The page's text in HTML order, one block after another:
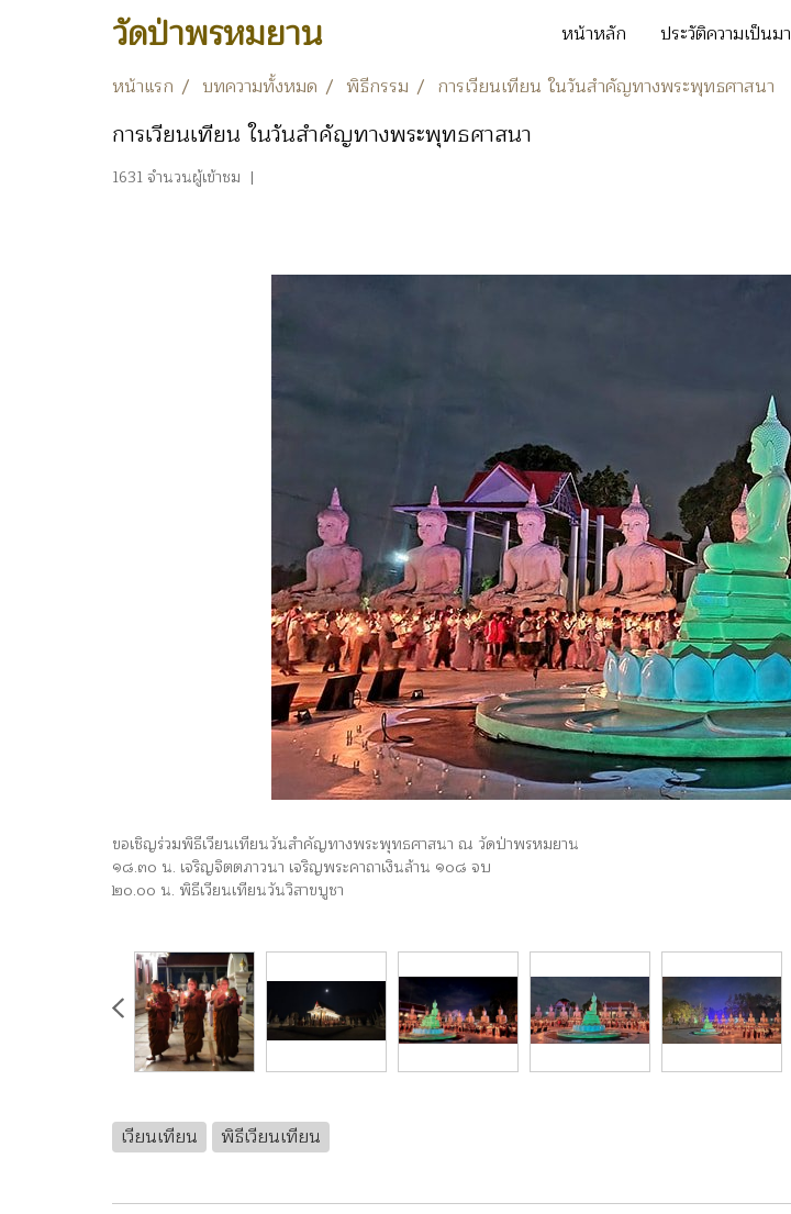
วัดป่าพรหมยาน หน้าหลัก ประวัติความเป็นมา
หน้าแรก
บทความทั้งหมด พิธีกรรม การเวียนเทียน ในวันสำคัญทางพระพุทธศาสนา
การเวียนเทียน ในวันสำคัญทางพระพุทธศาสนา
1631 จำนวนผู้เข้าชม |
ขอเชิญร่วมพิธีเวียนเทียนวันสำคัญทางพระพุทธศาสนา ณ วัดป่าพรหมยาน
๑๘.๓๐ น. เจริญจิตตภาวนา เจริญพระคาถาเงินล้าน ๑๐๘ จบ
๒๐.๐๐ น. พิธีเวียนเทียนวันวิสาขบูชา
เวียนเทียน พิธีเวียนเทียน